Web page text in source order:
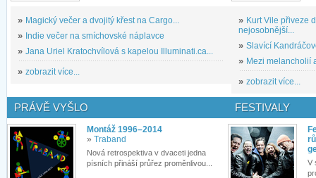
» Magický večer a dvojitý křest na Cargo...
» Indie večer na smíchovské náplavce
» Jana Uriel Kratochvílová s kapelou Illuminati.ca...
» zobrazit více...
» Kurt Vile přiveze
nejosobnější...
» Slavící
» Mezi melancholií
» zobrazit více...
PRÁVĚ VYŠLO
Montáž 1996–2014
» Traband
Nová retrospektiva v dvaceti jedna
písních přináší průřez proměnlivou...
FESTIVALY
V